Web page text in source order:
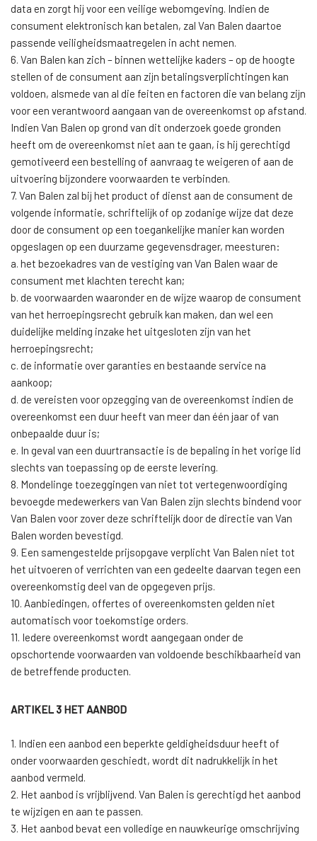
data en zorgt hij voor een veilige webomgeving. Indien de
consument elektronisch kan betalen, zal Van Balen daartoe
passende veiligheidsmaatregelen in acht nemen.
6. Van Balen kan zich – binnen wettelijke kaders – op de hoogte
stellen of de consument aan zijn betalingsverplichtingen kan
voldoen, alsmede van al die feiten en factoren die van belang zijn
voor een verantwoord aangaan van de overeenkomst op afstand.
Indien Van Balen op grond van dit onderzoek goede gronden
heeft om de overeenkomst niet aan te gaan, is hij gerechtigd
gemotiveerd een bestelling of aanvraag te weigeren of aan de
uitvoering bijzondere voorwaarden te verbinden.
7. Van Balen zal bij het product of dienst aan de consument de
volgende informatie, schriftelijk of op zodanige wijze dat deze
door de consument op een toegankelijke manier kan worden
opgeslagen op een duurzame gegevensdrager, meesturen:
a. het bezoekadres van de vestiging van Van Balen waar de
consument met klachten terecht kan;
b. de voorwaarden waaronder en de wijze waarop de consument
van het herroepingsrecht gebruik kan maken, dan wel een
duidelijke melding inzake het uitgesloten zijn van het
herroepingsrecht;
c. de informatie over garanties en bestaande service na
aankoop;
d. de vereisten voor opzegging van de overeenkomst indien de
overeenkomst een duur heeft van meer dan één jaar of van
onbepaalde duur is;
e. In geval van een duurtransactie is de bepaling in het vorige lid
slechts van toepassing op de eerste levering.
8. Mondelinge toezeggingen van niet tot vertegenwoordiging
bevoegde medewerkers van Van Balen zijn slechts bindend voor
Van Balen voor zover deze schriftelijk door de directie van Van
Balen worden bevestigd.
9. Een samengestelde prijsopgave verplicht Van Balen niet tot
het uitvoeren of verrichten van een gedeelte daarvan tegen een
overeenkomstig deel van de opgegeven prijs.
10. Aanbiedingen, offertes of overeenkomsten gelden niet
automatisch voor toekomstige orders.
11. Iedere overeenkomst wordt aangegaan onder de
opschortende voorwaarden van voldoende beschikbaarheid van
de betreffende producten.
ARTIKEL 3 HET AANBOD
1. Indien een aanbod een beperkte geldigheidsduur heeft of
onder voorwaarden geschiedt, wordt dit nadrukkelijk in het
aanbod vermeld.
2. Het aanbod is vrijblijvend. Van Balen is gerechtigd het aanbod
te wijzigen en aan te passen.
3. Het aanbod bevat een volledige en nauwkeurige omschrijving